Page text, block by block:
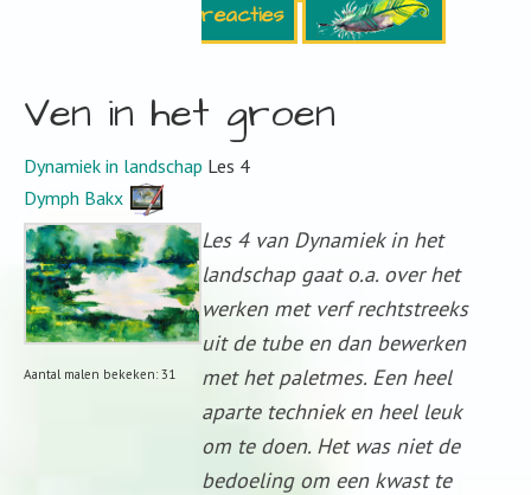
reacties
Ven in het groen
Dynamiek in landschap Les 4
Dymph Bakx
Aantal malen bekeken: 31
Les 4 van Dynamiek in het
landschap gaat o.a. over het
werken met verf rechtstreeks
uit de tube en dan bewerken
met het paletmes. Een heel
aparte techniek en heel leuk
om te doen. Het was niet de
bedoeling om een kwast te